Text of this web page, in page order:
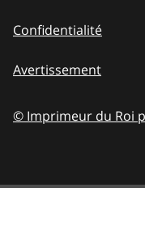
Confidentialité
Avertissement
© Imprimeur du Roi